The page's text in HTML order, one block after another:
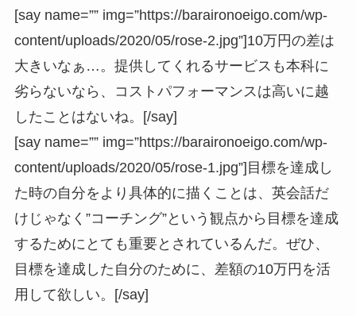
[say name=”” img=”https://baraironoeigo.com/wp-
content/uploads/2020/05/rose-2.jpg”]10万円の差は
大きいなぁ…。提供してくれるサービスも本科に
劣らないなら、コストパフォーマンスは高いに越
したことはないね。[/say]
[say name=”” img=”https://baraironoeigo.com/wp-
content/uploads/2020/05/rose-1.jpg”] 目標を達成し
た時の自分をより具体的に描くことは、英会話だ
けじゃなく”コーチング”という観点から目標を達成
するためにとても重要とされているんだ。 ぜひ、
目標を達成した自分のために、差額の10万円を活
用して欲しい。[/say]